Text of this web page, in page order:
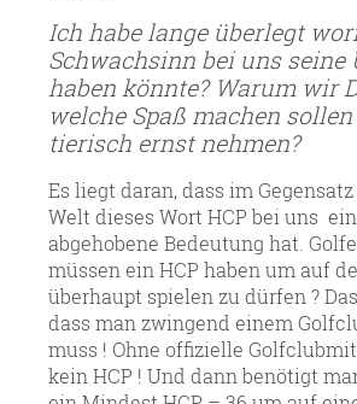
Ich habe lange überlegt
Schwachsinn bei uns seine
haben könnte? Warum wir
welche Spaß machen
tierisch ernst nehmen?
Es liegt daran, dass im
Welt dieses Wort HCP bei uns
abgehobene Bedeutung hat.
müssen ein HCP haben um auf
überhaupt spielen zu dürfen ?
dass man zwingend einem
muss ! Ohne offizielle
kein HCP ! Und dann benötigt